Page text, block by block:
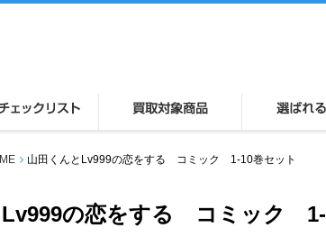
山田くんとLv999の恋をする コミック 1-10巻セット
Lv999の恋をする コミック 1-